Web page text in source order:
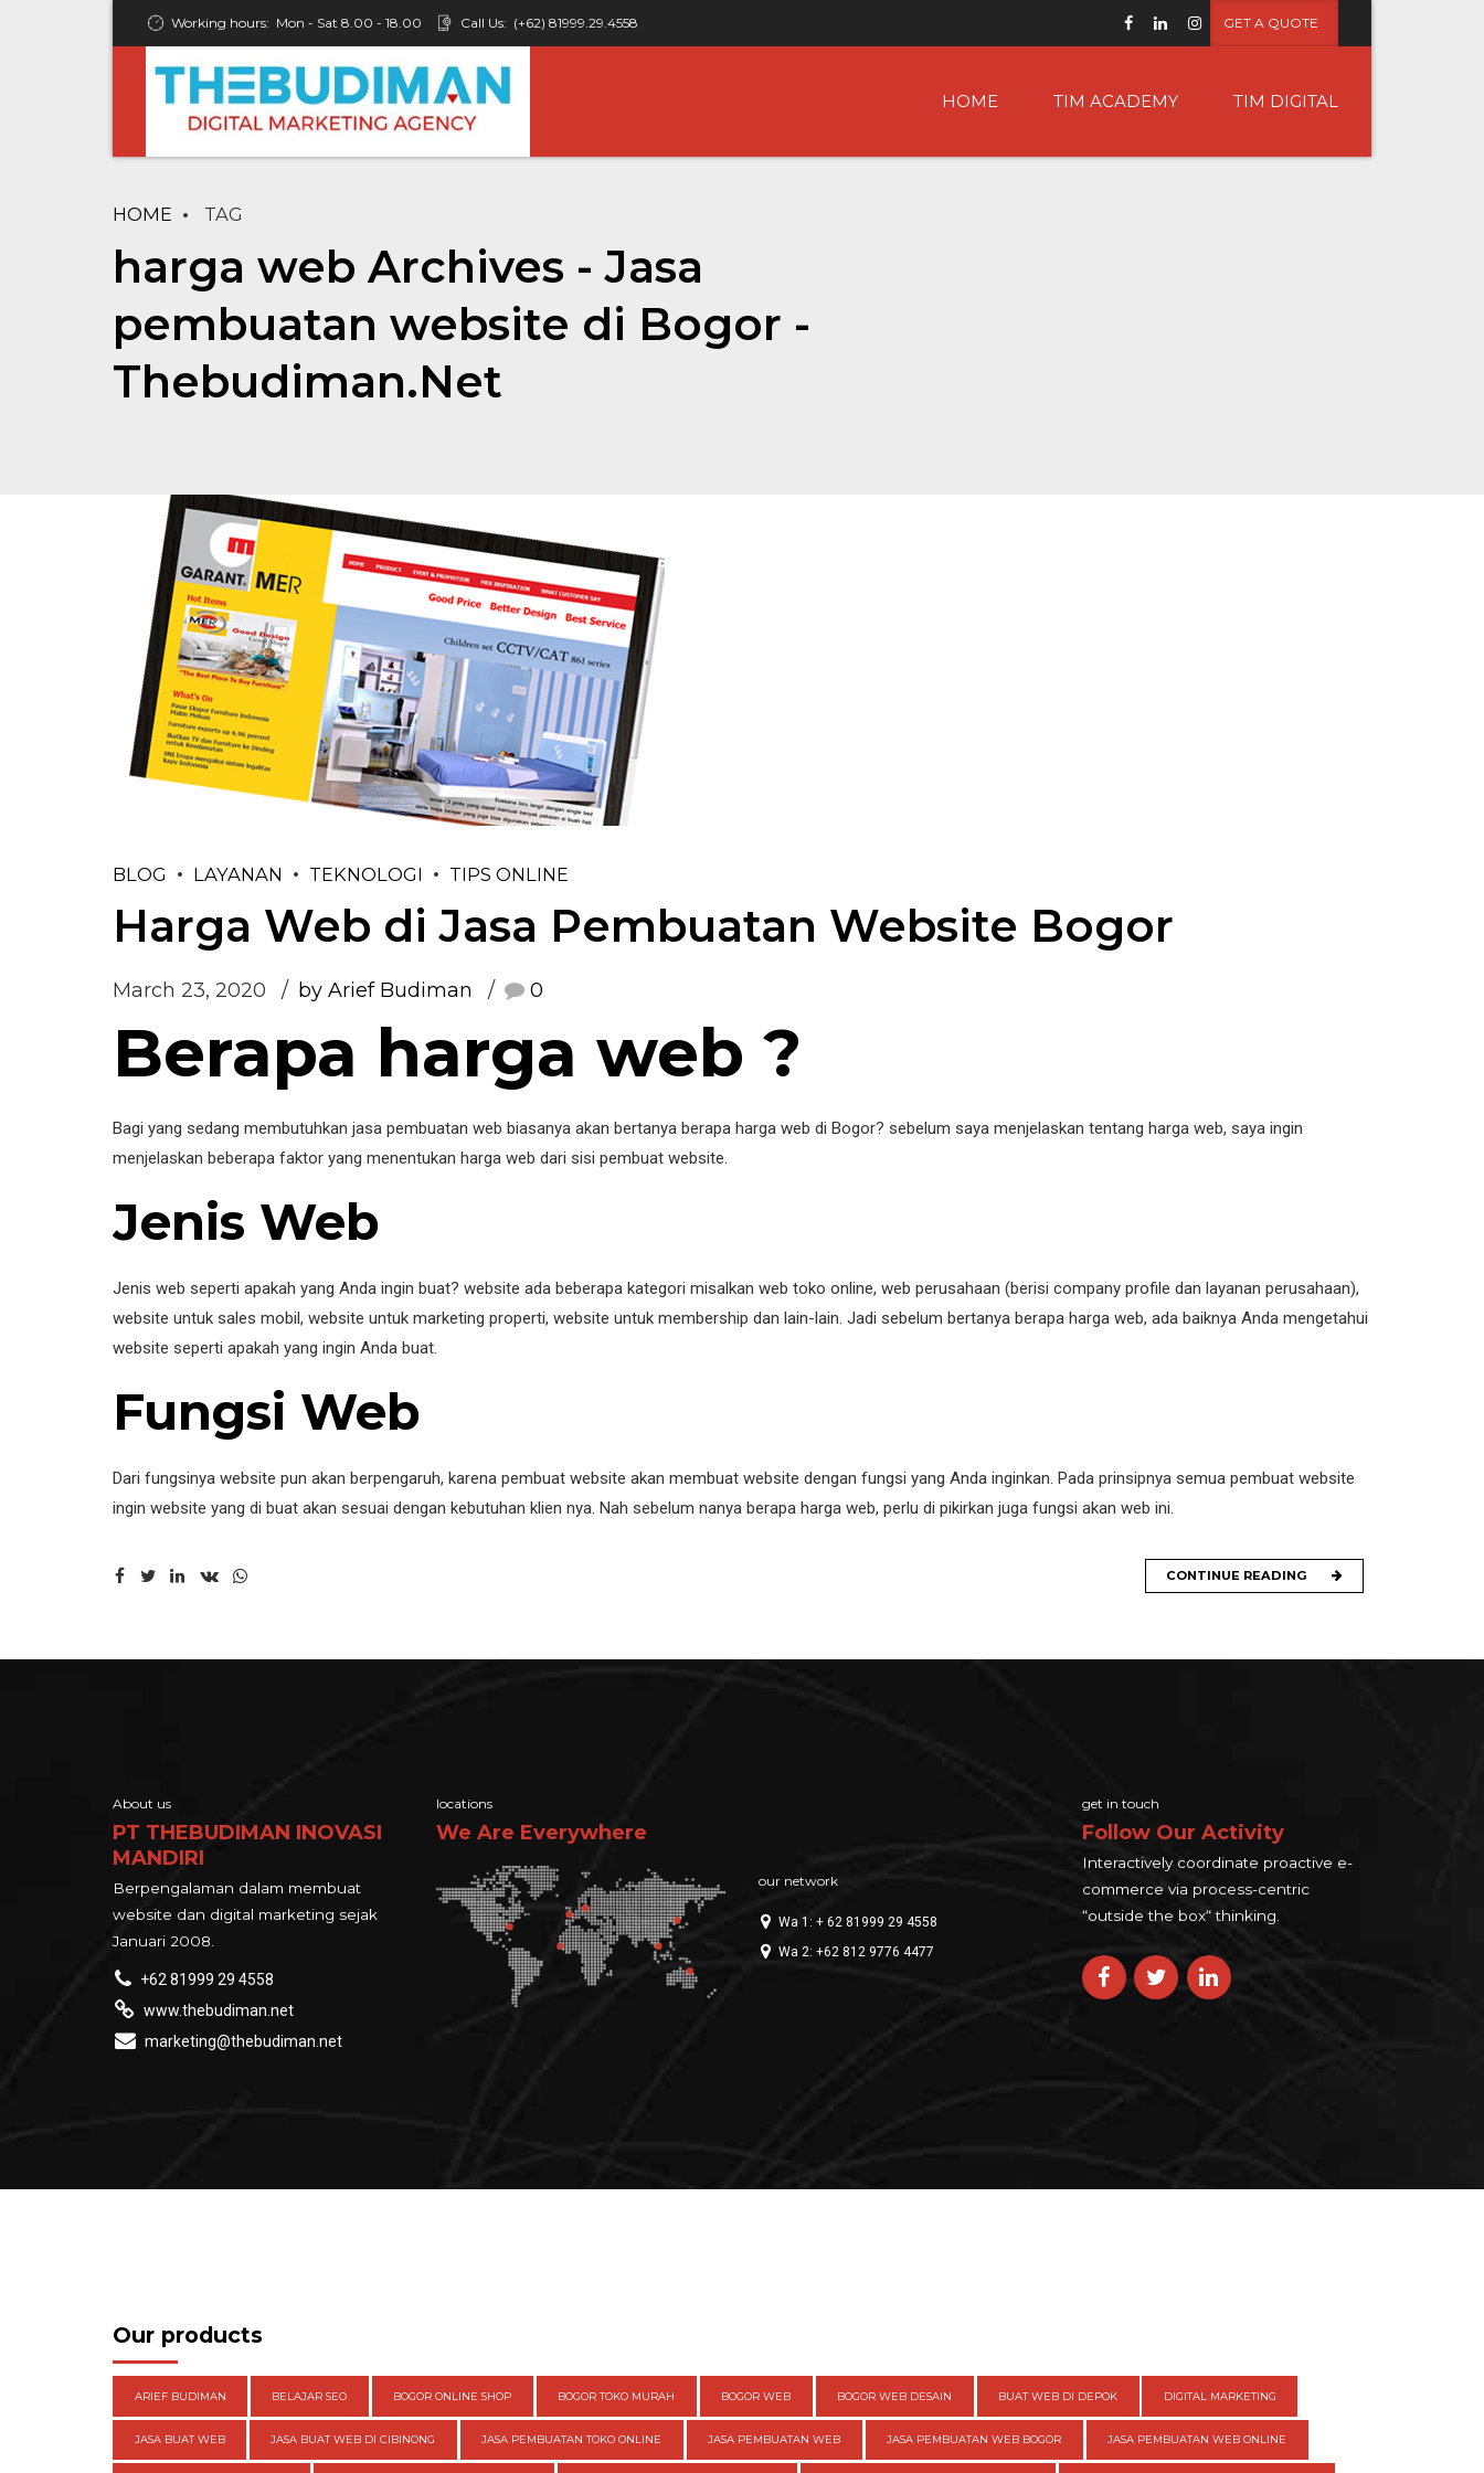
Working hours: Mon - Sat 8.00 - 18.00 Call Us: (+62) 81999.29.4558 GET A QUOTE
HOME TIM ACADEMY TIM DIGITAL
HOME TAG
harga web Archives - Jasa
pembuatan website di Bogor -
Thebudiman.Net
BLOG LAYANAN TEKNOLOGI TIPS ONLINE
Harga Web di Jasa Pembuatan Website Bogor
March 23, 2020 by Arief Budiman 0
Berapa harga web ?
Bagi yang sedang membutuhkan jasa pembuatan web biasanya akan bertanya berapa harga web di Bogor? sebelum saya menjelaskan tentang harga web, saya ingin
menjelaskan beberapa faktor yang menentukan harga web dari sisi pembuat website.
Jenis Web
Jenis web seperti apakah yang Anda ingin buat? website ada beberapa kategori misalkan web toko online, web perusahaan (berisi company profile dan layanan perusahaan),
website untuk sales mobil, website untuk marketing properti, website untuk membership dan lain-lain. Jadi sebelum bertanya berapa harga web, ada baiknya Anda mengetahui
website seperti apakah yang ingin Anda buat.
Fungsi Web
Dari fungsinya website pun akan berpengaruh, karena pembuat website akan membuat website dengan fungsi yang Anda inginkan. Pada prinsipnya semua pembuat website
ingin website yang di buat akan sesuai dengan kebutuhan klien nya. Nah sebelum nanya berapa harga web, perlu di pikirkan juga fungsi akan web ini.
CONTINUE READING
About us
PT THEBUDIMAN INOVASI
MANDIRI
Berpengalaman dalam membuat
website dan digital marketing sejak
Januari 2008.
+62 81999 29 4558
www.thebudiman.net
marketing@thebudiman.net
locations
We Are Everywhere
our network
Wa 1: + 62 81999 29 4558
Wa 2: +62 812 9776 4477
get in touch
Follow Our Activity
Interactively coordinate proactive e-
commerce via process-centric
“outside the box“ thinking.
Our products
ARIEF BUDIMAN BELAJAR SEO BOGOR ONLINE SHOP BOGOR TOKO MURAH BOGOR WEB BOGOR WEB DESAIN BUAT WEB DI DEPOK DIGITAL MARKETING
JASA BUAT WEB JASA BUAT WEB DI CIBINONG JASA PEMBUATAN TOKO ONLINE JASA PEMBUATAN WEB JASA PEMBUATAN WEB BOGOR JASA PEMBUATAN WEB ONLINE